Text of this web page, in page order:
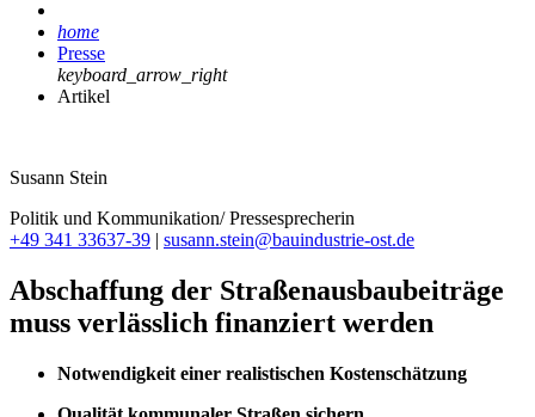
home
Presse
keyboard_arrow_right
Artikel
Susann Stein
Politik und Kommunikation/ Pressesprecherin
+49 341 33637-39 | susann.stein@bauindustrie-ost.de
Abschaffung der Straßenausbaubeiträge
muss verlässlich finanziert werden
Notwendigkeit einer realistischen Kostenschätzung